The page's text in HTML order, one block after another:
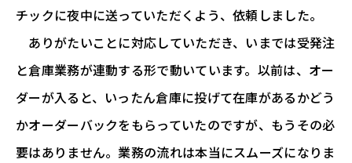
チックに夜中に送っていただくよう、依頼しました。
ありがたいことに対応していただき、いまでは受発注
と倉庫業務が連動する形で動いています。以前は、オー
ダーが入ると、いったん倉庫に投げて在庫があるかどう
かオーダーバックをもらっていたのですが、もうその必
要はありません。業務の流れは本当にスムーズになりま